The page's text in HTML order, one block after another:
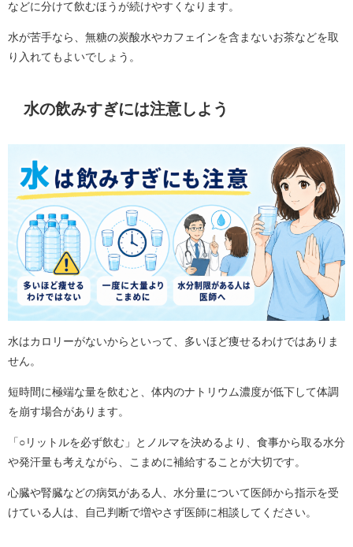
などに分けて飲むほうが続けやすくなります。
水が苦手なら、無糖の炭酸水やカフェインを含まないお茶などを取
り入れてもよいでしょう。
水の飲みすぎには注意しよう
水はカロリーがないからといって、多いほど痩せるわけではありま
せん。
短時間に極端な量を飲むと、体内のナトリウム濃度が低下して体調
を崩す場合があります。
「○リットルを必ず飲む」とノルマを決めるより、食事から取る水分
や発汗量も考えながら、こまめに補給することが大切です。
心臓や腎臓などの病気がある人、水分量について医師から指示を受
けている人は、自己判断で増やさず医師に相談してください。